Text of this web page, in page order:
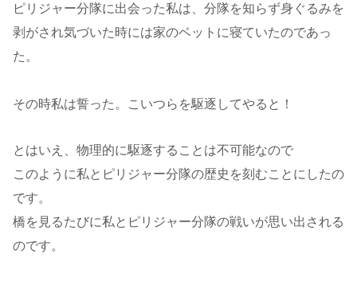
ピリジャー分隊に出会った私は、分隊を知らず身ぐるみを
剥がされ気づいた時には家のベットに寝ていたのであっ
た。
その時私は誓った。こいつらを駆逐してやると！
とはいえ、物理的に駆逐することは不可能なので
このように私とピリジャー分隊の歴史を刻むことにしたの
です。
橋を見るたびに私とピリジャー分隊の戦いが思い出される
のです。